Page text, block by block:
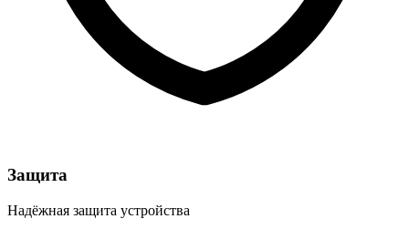
Защита
Надёжная защита устройства